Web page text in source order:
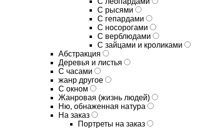
С рысями
С гепардами
С носорогами
С верблюдами
С зайцами и кроликами
Абстракция
Деревья и листья
С часами
жанр другое
С окном
Жанровая (жизнь людей)
Ню, обнаженная натура
На заказ
Портреты на заказ